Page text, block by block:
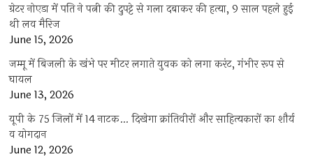
ग्रेटर नोएडा में पति ने पत्नी की दुपट्टे से गला दबाकर की हत्या, 9 साल पहले हुई
थी लव मैरिज
June 15, 2026
जम्मू में बिजली के खंभे पर मीटर लगाते युवक को लगा करंट, गंभीर रूप से
घायल
June 13, 2026
यूपी के 75 जिलों में 14 नाटक… दिखेगा क्रांतिवीरों और साहित्यकारों का शौर्य
व योगदान
June 12, 2026